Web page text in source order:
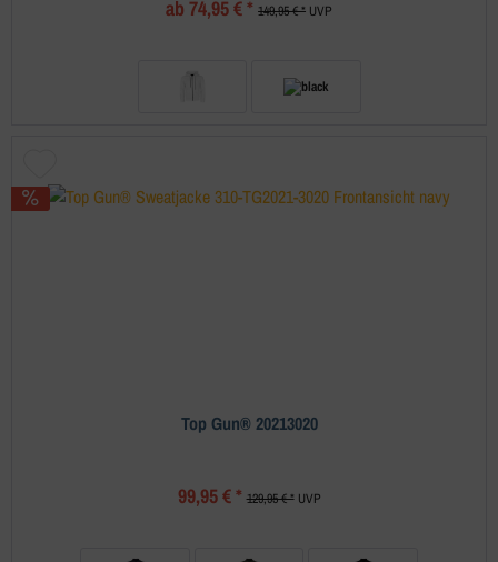
ab 74,95 € * 149,95 € * UVP
Top Gun® 20213020
99,95 € * 129,95 € *UVP